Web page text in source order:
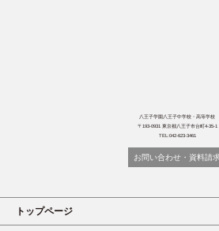
八王子学園八王子中学校・高等学校
〒193-0931 東京都八王子市台町4-35-1
TEL:042-623-3461
お問い合わせ・資料請
トップページ